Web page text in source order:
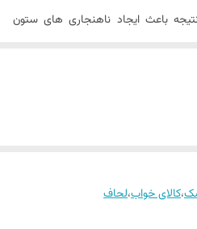
- با دست و ماشین - مایع لباسشویی
باعث ایجاد ناهنجاری های ستون
در نتیجه فشار بر ستون فقرات ،کالای خواب،لحاف